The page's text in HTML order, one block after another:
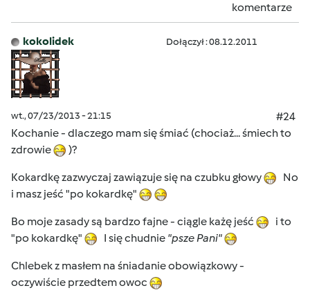
komentarze
kokolidek Dołączył : 08.12.2011
wt., 07/23/2013 - 21:15
#24
Kochanie - dlaczego mam się śmiać (chociaż... śmiech to
zdrowie
)?
Kokardkę zazwyczaj zawiązuje się na czubku głowy
No
i masz jeść "po kokardkę"
Bo moje zasady są bardzo fajne - ciągle każę jeść
i to
"po kokardkę"
I się chudnie "psze Pani"
Chlebek z masłem na śniadanie obowiązkowy -
oczywiście przedtem owoc